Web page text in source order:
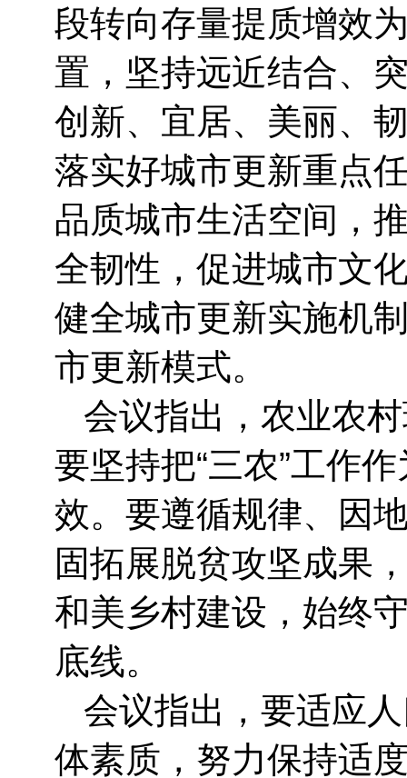
段转向存量提质增效
置，坚持远近结合、
创新、宜居、美丽、
落实好城市更新重点
品质城市生活空间，
全韧性，促进城市文
健全城市更新实施机
市更新模式。
会议指出，农业农
要坚持把“三农”工作
效。要遵循规律、因
固拓展脱贫攻坚成果
和美乡村建设，始终
底线。
会议指出，要适应
体素质，努力保持适